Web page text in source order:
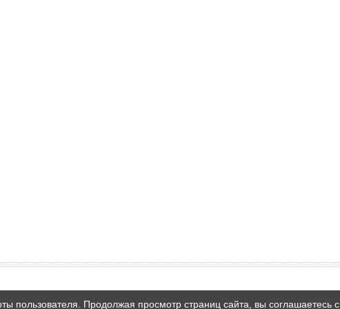
пользователя. Продолжая просмотр страниц сайта, вы соглашаетесь с